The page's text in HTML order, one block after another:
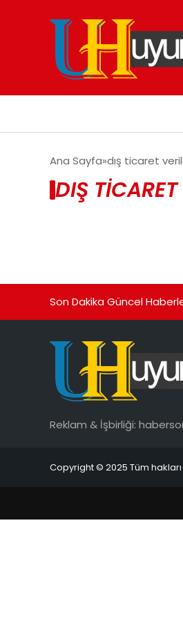
Ana Sayfa dış ticaret
DIŞ
Son Dakika Güncel
Reklam & İşbirliği:
Copyright © 2025 Tüm hakları